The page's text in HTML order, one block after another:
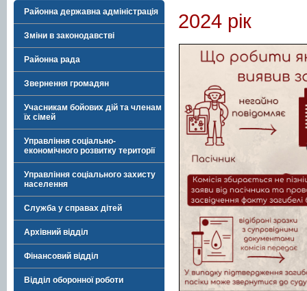
Районна державна адміністрація
Зміни в законодавстві
Районна рада
Звернення громадян
Учасникам бойових дій та членам
їх сімей
Управління соціально-
економічного розвитку території
Управління соціального захисту
населення
Служба у справах дітей
Архівний відділ
Фінансовий відділ
Відділ оборонної роботи
2024 рік